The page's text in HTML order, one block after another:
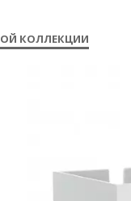
КОЛЛЕКЦИИ